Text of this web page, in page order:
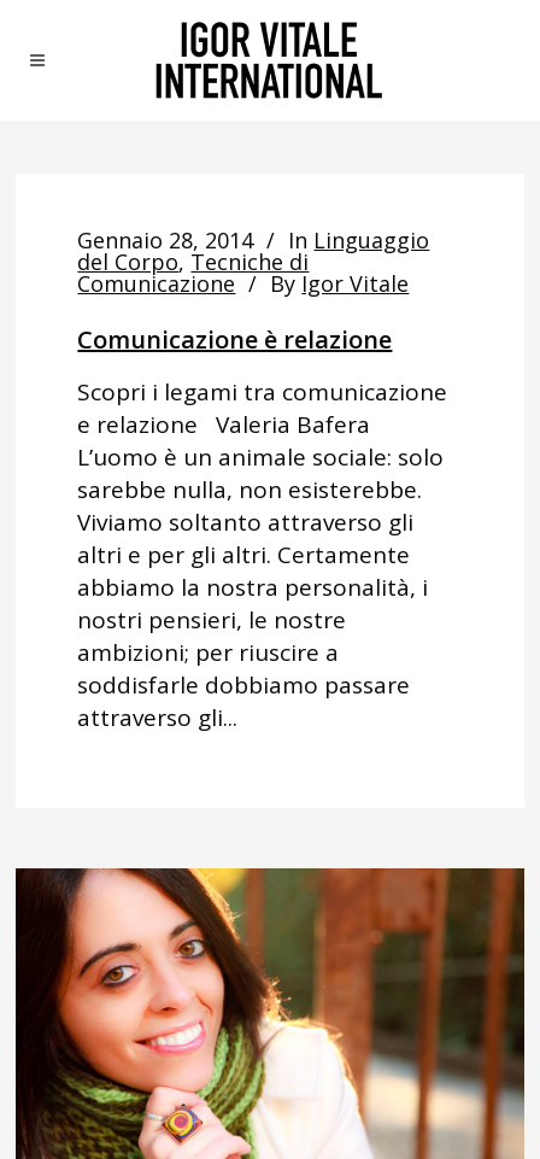
Gennaio 28, 2014 In Linguaggio
del Corpo, Tecniche di
Comunicazione By Igor Vitale
Comunicazione è relazione
Scopri i legami tra comunicazione
e relazione Valeria Bafera
L’uomo è un animale sociale: solo
sarebbe nulla, non esisterebbe.
Viviamo soltanto attraverso gli
altri e per gli altri. Certamente
abbiamo la nostra personalità, i
nostri pensieri, le nostre
ambizioni; per riuscire a
soddisfarle dobbiamo passare
attraverso gli...